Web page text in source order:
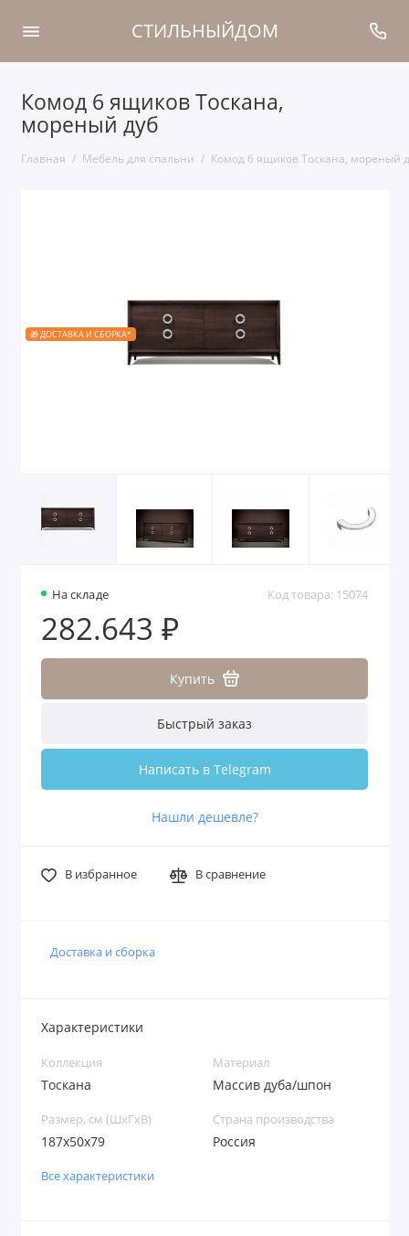
СТИЛЬНЫЙДОМ
Комод 6 ящиков Тоскана,
мореный дуб
Главная Мебель для спальни Комод 6 ящиков Тоскана, мореный
🎁 ДОСТАВКА И СБОРКА*
На складе Код товара: 15074
282.643 ₽
Купить
Быстрый заказ
Написать в Telegram
Нашли дешевле?
В избранное В сравнение
Доставка и сборка
Характеристики
Коллекция
Тоскана
Материал
Массив дуба/шпон
Размер, см (ШхГхВ)
187х50х79
Страна производства
Россия
Все характеристики